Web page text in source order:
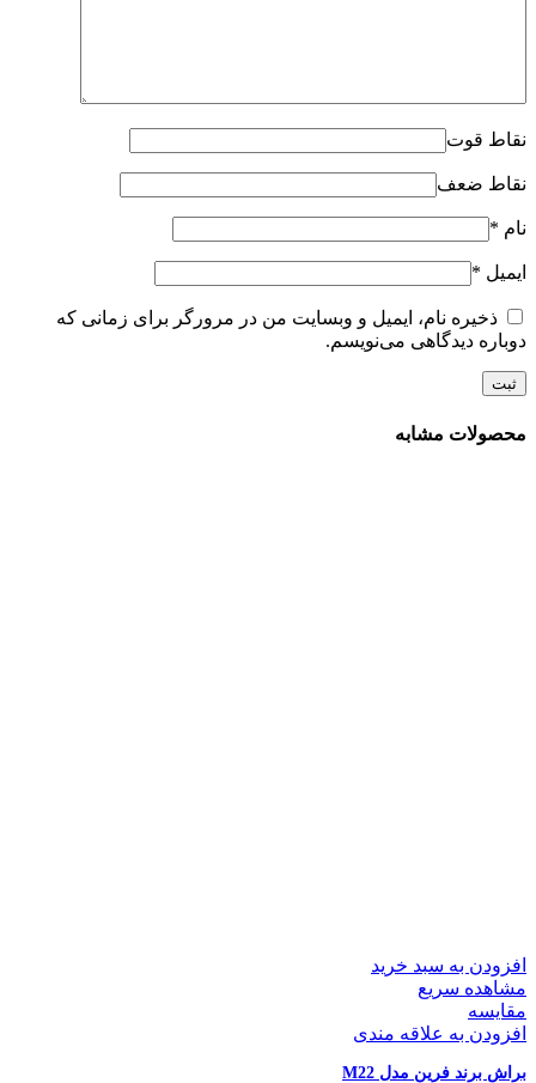
نقاط قوت
نقاط ضعف
نام *
ایمیل *
ذخیره نام، ایمیل و وبسایت من در مرورگر برای زمانی که
دوباره دیدگاهی می‌نویسم.
محصولات مشابه
افزودن به سبد خرید
مشاهده سریع
مقایسه
افزودن به علاقه مندی
براش برند فرین مدل M22